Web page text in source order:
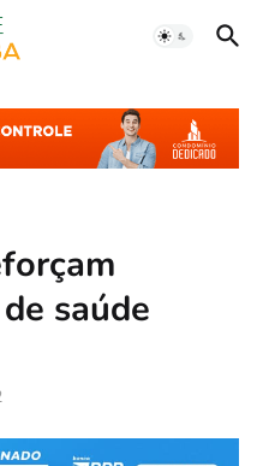
saúde